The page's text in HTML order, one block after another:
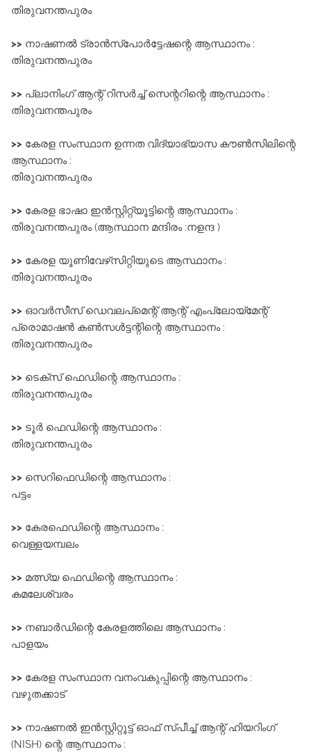
തിരുവനന്തപുരം
>> നാഷണൽ ട്രാൻസ്‌പോർട്ടേഷന്റെ ആസ്ഥാനം :
തിരുവനന്തപുരം
>> പ്ലാനിംഗ്‌ ആന്റ്‌ റിസർച്ച്‌ സെന്ററിന്റെ ആസ്ഥാനം :
തിരുവനന്തപുരം
>> കേരള സംസ്ഥാന ഉന്നത വിദ്യാഭ്യാസ കൗൺസിലിന്റെ
ആസ്ഥാനം :
തിരുവനന്തപുരം
>> കേരള ഭാഷാ ഇൻസ്റ്റിറ്റ്യൂട്ടിന്റെ ആസ്ഥാനം :
തിരുവനന്തപുരം (ആസ്ഥാന മന്ദിരം :നളന്ദ )
>> കേരള യൂണിവേഴ്‌സിറ്റിയുടെ ആസ്ഥാനം :
തിരുവനന്തപുരം
>> ഓവർസീസ്‌ ഡെവലപ്മെന്റ്‌ ആന്റ്‌ എംപ്ലോയ്‌മേന്റ്‌
പ്രൊമാഷൻ കൺസൾട്ടന്റിന്റെ ആസ്ഥാനം :
തിരുവനന്തപുരം
>> ടെക്സ്‌ ഫെഡിന്റെ ആസ്ഥാനം :
തിരുവനന്തപുരം
>> ടൂർ ഫെഡിന്റെ ആസ്ഥാനം :
തിരുവനന്തപുരം
>> സെറിഫെഡിന്റെ ആസ്ഥാനം :
പട്ടം
>> കേരഫെഡിന്റെ ആസ്ഥാനം :
വെള്ളയമ്പലം
>> മത്സ്യ ഫെഡിന്റെ ആസ്ഥാനം :
കമലേശ്വരം
>> നബാർഡിന്റെ കേരളത്തിലെ ആസ്ഥാനം :
പാളയം
>> കേരള സംസ്ഥാന വനംവകുപ്പിന്റെ ആസ്ഥാനം :
വഴുതക്കാട്‌
>> നാഷണൽ ഇൻസ്റ്റിറ്റൂട്ട്‌ ഓഫ്‌ സ്പീച്ച്‌ ആന്റ്‌ ഹിയറിംഗ്‌
(NISH) ന്റെ ആസ്ഥാനം :